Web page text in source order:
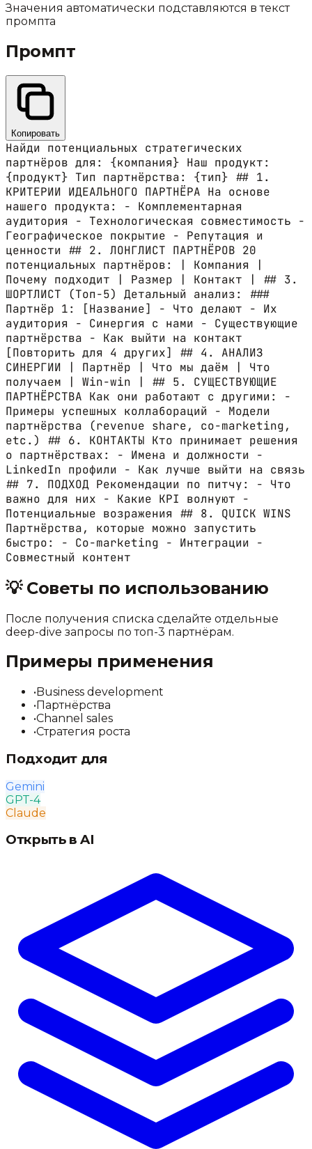
Значения автоматически подставляются в текст
промпта
Промпт
Копировать
Найди потенциальных стратегических
партнёров для: {компания} Наш продукт:
{продукт} Тип партнёрства: {тип} ## 1.
КРИТЕРИИ ИДЕАЛЬНОГО ПАРТНЁРА На основе
нашего продукта: - Комплементарная
аудитория - Технологическая совместимость -
Географическое покрытие - Репутация и
ценности ## 2. ЛОНГЛИСТ ПАРТНЁРОВ 20
потенциальных партнёров: | Компания |
Почему подходит | Размер | Контакт | ## 3.
ШОРТЛИСТ (Топ-5) Детальный анализ: ###
Партнёр 1: [Название] - Что делают - Их
аудитория - Синергия с нами - Существующие
партнёрства - Как выйти на контакт
[Повторить для 4 других] ## 4. АНАЛИЗ
СИНЕРГИИ | Партнёр | Что мы даём | Что
получаем | Win-win | ## 5. СУЩЕСТВУЮЩИЕ
ПАРТНЁРСТВА Как они работают с другими: -
Примеры успешных коллабораций - Модели
партнёрства (revenue share, co-marketing,
etc.) ## 6. КОНТАКТЫ Кто принимает решения
о партнёрствах: - Имена и должности -
LinkedIn профили - Как лучше выйти на связь
## 7. ПОДХОД Рекомендации по питчу: - Что
важно для них - Какие KPI волнуют -
Потенциальные возражения ## 8. QUICK WINS
Партнёрства, которые можно запустить
быстро: - Co-marketing - Интеграции -
Совместный контент
💡Советы по использованию
После получения списка сделайте отдельные
deep-dive запросы по топ-3 партнёрам.
Примеры применения
• Business development
• Партнёрства
•Channel sales
•Стратегия роста
Подходит для
Gemini
GPT-4
Claude
Открыть в AI